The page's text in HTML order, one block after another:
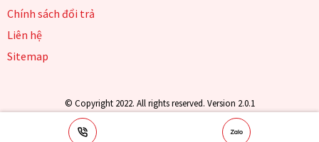
Chính sách đổi trả
Liên hệ
Sitemap
© Copyright 2022. All rights reserved. Version 2.0.1